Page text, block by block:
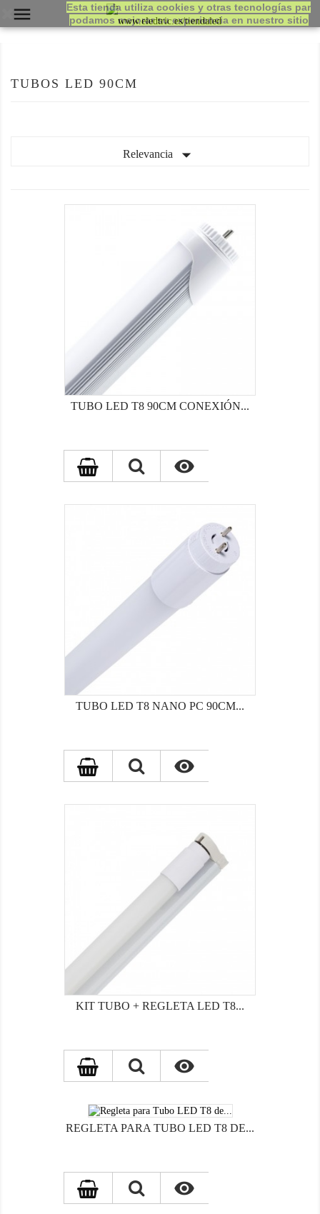

TUBOS LED 90CM
Relevancia 
TUBO LED T8 90CM CONEXIÓN...

TUBO LED T8 NANO PC 90CM...

KIT TUBO + REGLETA LED T8...

REGLETA PARA TUBO LED T8 DE...

Esta tienda utiliza cookies y otras tecnologías par
podamos mejorar su experiencia en nuestro sitio